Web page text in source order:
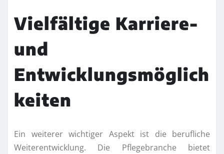
Vielfältige Karriere-
und
Entwicklungsmöglich
keiten
Ein weiterer wichtiger Aspekt ist die berufliche
Weiterentwicklung. Die Pflegebranche bietet